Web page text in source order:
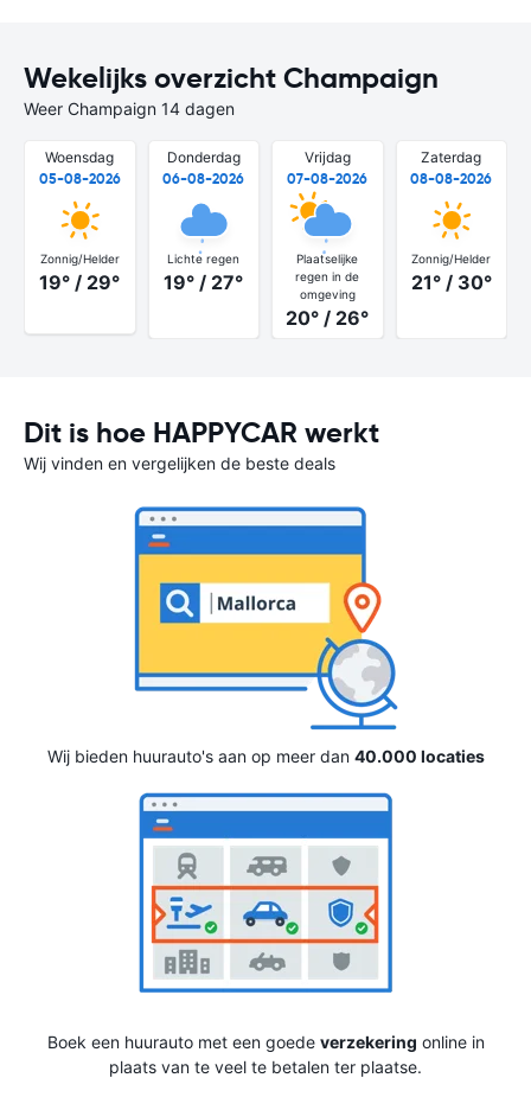
Wekelijks overzicht Champaign
Weer Champaign 14 dagen
Woensdag
05-08-2026
Zonnig/Helder
19° / 29°
Donderdag
06-08-2026
Lichte regen
19° / 27°
Vrijdag
07-08-2026
Plaatselijke
regen in de
omgeving
20° / 26°
Zaterdag
08-08-2026
Zonnig/Helder
21° / 30°
Dit is hoe HAPPYCAR werkt
Wij vinden en vergelijken de beste deals
Wij bieden huurauto's aan op meer dan 40.000 locaties
Boek een huurauto met een goede verzekering online in
plaats van te veel te betalen ter plaatse.